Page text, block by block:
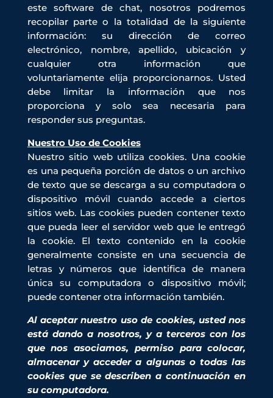
este software de chat, nosotros podremos
recopilar parte o la totalidad de la siguiente
información: su dirección de correo
electrónico, nombre, apellido, ubicación y
cualquier otra información que
voluntariamente elija proporcionarnos. Usted
debe limitar la información que nos
proporciona y solo sea necesaria para
responder sus preguntas.
Nuestro Uso de Cookies
Nuestro sitio web utiliza cookies. Una cookie
es una pequeña porción de datos o un archivo
de texto que se descarga a su computadora o
dispositivo móvil cuando accede a ciertos
sitios web. Las cookies pueden contener texto
que pueda leer el servidor web que le entregó
la cookie. El texto contenido en la cookie
generalmente consiste en una secuencia de
letras y números que identifica de manera
única su computadora o dispositivo móvil;
puede contener otra información también.
Al aceptar nuestro uso de cookies, usted nos
está dando a nosotros, y a terceros con los
que nos asociamos, permiso para colocar,
almacenar y acceder a algunas o todas las
cookies que se describen a continuación en
su computadora.